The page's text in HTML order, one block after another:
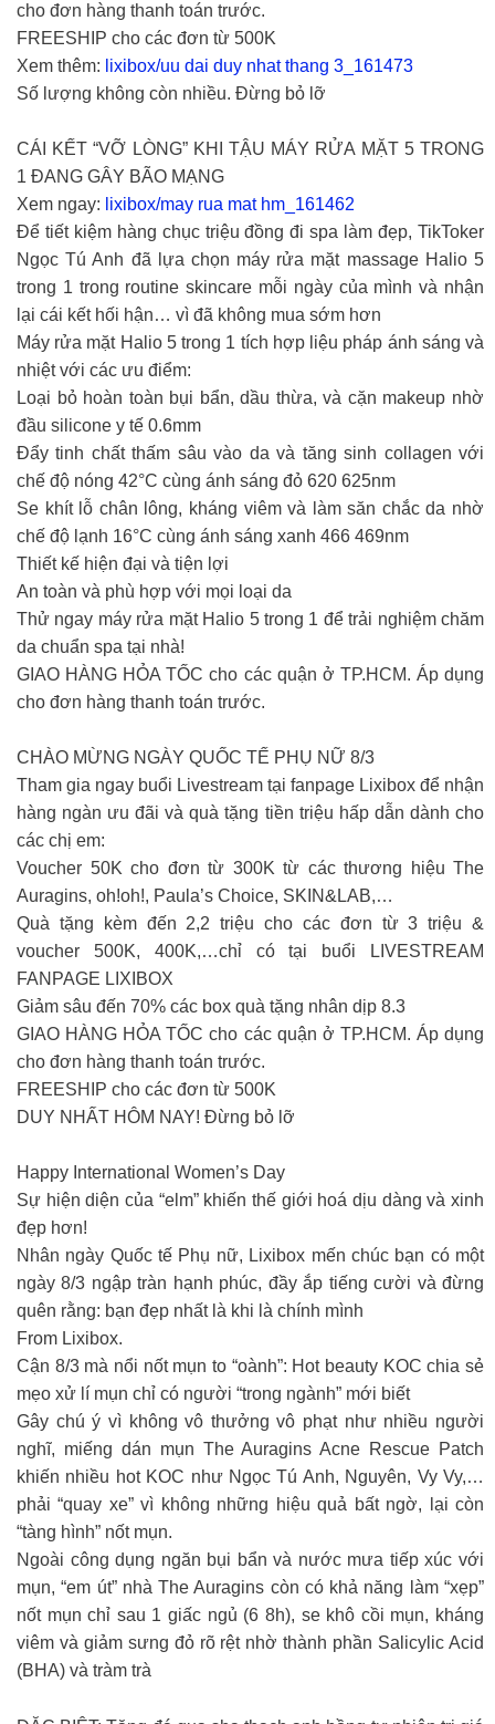
cho đơn hàng thanh toán trước.
FREESHIP cho các đơn từ 500K
Xem thêm: lixibox/uu dai duy nhat thang 3_161473
Số lượng không còn nhiều. Đừng bỏ lỡ
CÁI KẾT “VỠ LÒNG” KHI TẬU MÁY RỬA MẶT 5 TRONG
1 ĐANG GÂY BÃO MẠNG
Xem ngay: lixibox/may rua mat hm_161462
Để tiết kiệm hàng chục triệu đồng đi spa làm đẹp, TikToker
Ngọc Tú Anh đã lựa chọn máy rửa mặt massage Halio 5
trong 1 trong routine skincare mỗi ngày của mình và nhận
lại cái kết hối hận… vì đã không mua sớm hơn
Máy rửa mặt Halio 5 trong 1 tích hợp liệu pháp ánh sáng và
nhiệt với các ưu điểm:
Loại bỏ hoàn toàn bụi bẩn, dầu thừa, và cặn makeup nhờ
đầu silicone y tế 0.6mm
Đẩy tinh chất thấm sâu vào da và tăng sinh collagen với
chế độ nóng 42°C cùng ánh sáng đỏ 620 625nm
Se khít lỗ chân lông, kháng viêm và làm săn chắc da nhờ
chế độ lạnh 16°C cùng ánh sáng xanh 466 469nm
Thiết kế hiện đại và tiện lợi
An toàn và phù hợp với mọi loại da
Thử ngay máy rửa mặt Halio 5 trong 1 để trải nghiệm chăm
da chuẩn spa tại nhà!
GIAO HÀNG HỎA TỐC cho các quận ở TP.HCM. Áp dụng
cho đơn hàng thanh toán trước.
CHÀO MỪNG NGÀY QUỐC TẾ PHỤ NỮ 8/3
Tham gia ngay buổi Livestream tại fanpage Lixibox để nhận
hàng ngàn ưu đãi và quà tặng tiền triệu hấp dẫn dành cho
các chị em:
Voucher 50K cho đơn từ 300K từ các thương hiệu The
Auragins, oh!oh!, Paula’s Choice, SKIN&LAB,…
Quà tặng kèm đến 2,2 triệu cho các đơn từ 3 triệu &
voucher 500K, 400K,…chỉ có tại buổi LIVESTREAM
FANPAGE LIXIBOX
Giảm sâu đến 70% các box quà tặng nhân dịp 8.3
GIAO HÀNG HỎA TỐC cho các quận ở TP.HCM. Áp dụng
cho đơn hàng thanh toán trước.
FREESHIP cho các đơn từ 500K
DUY NHẤT HÔM NAY! Đừng bỏ lỡ
Happy International Women’s Day
Sự hiện diện của “elm” khiến thế giới hoá dịu dàng và xinh
đẹp hơn!
Nhân ngày Quốc tế Phụ nữ, Lixibox mến chúc bạn có một
ngày 8/3 ngập tràn hạnh phúc, đầy ắp tiếng cười và đừng
quên rằng: bạn đẹp nhất là khi là chính mình
From Lixibox.
Cận 8/3 mà nổi nốt mụn to “oành”: Hot beauty KOC chia sẻ
mẹo xử lí mụn chỉ có người “trong ngành” mới biết
Gây chú ý vì không vô thưởng vô phạt như nhiều người
nghĩ, miếng dán mụn The Auragins Acne Rescue Patch
khiến nhiều hot KOC như Ngọc Tú Anh, Nguyên, Vy Vy,…
phải “quay xe” vì không những hiệu quả bất ngờ, lại còn
“tàng hình” nốt mụn.
Ngoài công dụng ngăn bụi bẩn và nước mưa tiếp xúc với
mụn, “em út” nhà The Auragins còn có khả năng làm “xẹp”
nốt mụn chỉ sau 1 giấc ngủ (6 8h), se khô cồi mụn, kháng
viêm và giảm sưng đỏ rõ rệt nhờ thành phần Salicylic Acid
(BHA) và tràm trà